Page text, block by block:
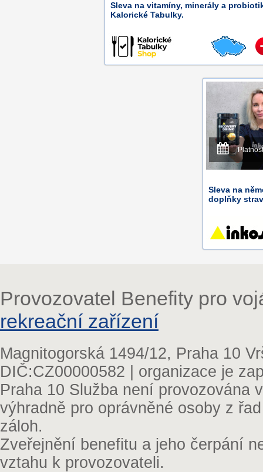
Sleva na vitamíny, minerály a
Kalorické Tabulky.
Sleva na
doplňky
Provozovatel Benefity pro
rekreační zařízení
Magnitogorská 1494/12, Praha 10
DIČ:CZ00000582 | organizace je
Praha 10 Služba není provozována
výhradně pro oprávněné osoby z
záloh.
Zveřejnění benefitu a jeho čerpání
vztahu k provozovateli.